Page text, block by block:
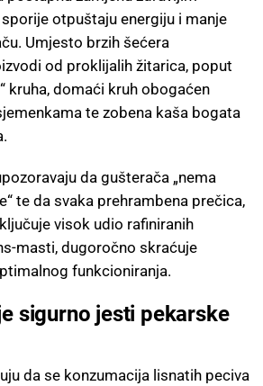
otpuštaju energiju i manje
Umjesto brzih šećera
od proklijalih žitarica, poput
kruha, domaći kruh obogaćen
te zobena kaša bogata
da gušterača „nema
te da svaka prehrambena prečica,
visok udio rafiniranih
masti, dugoročno skraćuje
funkcioniranja.
sigurno jesti pekarske
da se konzumacija lisnatih peciva